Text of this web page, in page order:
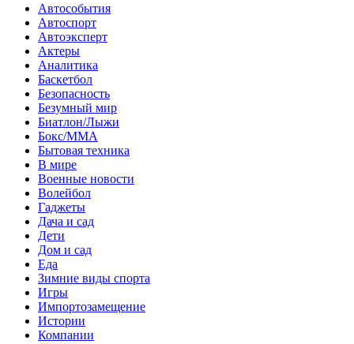
Автособытия
Автоспорт
Автоэксперт
Актеры
Аналитика
Баскетбол
Безопасность
Безумный мир
Биатлон/Лыжи
Бокс/MMA
Бытовая техника
В мире
Военные новости
Волейбол
Гаджеты
Дача и сад
Дети
Дом и сад
Еда
Зимние виды спорта
Игры
Импортозамещение
Истории
Компании